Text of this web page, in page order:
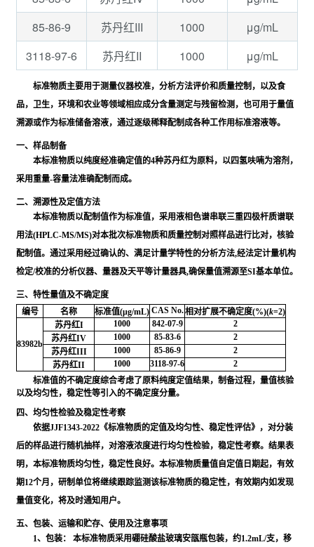
85-86-9
苏丹红III 1000
μg/mL
3118-97-6
苏丹红II 1000 μg/mL
标准物质主要用于测量仪器校准，分析方法评价和质量控制，以及食
品，卫生，环境和农业等领域相应成分含量测定与残留检测，也可用于量值
溯源或作为标准储备溶液，通过逐级稀释配制成各种工作用标准溶液等。
一、样品制备
本标准物质以纯度经准确定值的4种苏丹红为原料，以四氢呋喃为溶剂，
采用重量-容量法准确配制而成。
二、溯源性及定值方法
本标准物质以配制值作为标准值，采用液相色谱串联三重四极杆质谱联
用法(HPLC-MS/MS)对本批次标准物质和质量控制对照样品进行比对，核验
配制值。通过采用经过确认的、满足计量学特性的分析方法,经法定计量机构
检定/校准的分析仪器、量器及天平等计量器具,确保量值溯源至SI基本单位。
三、特性量值及不确定度
编号
名称 标准值(μg/mL) CAS No.相对扩展不确定度(%)(k=2)
83982b
苏丹红I 1000 842-07-9
2
苏丹红IV
1000 85-83-6
2
苏丹红III
1000 85-86-9
2
苏丹红II
1000 3118-97-6
2
标准值的不确定度综合考虑了原料纯度定值结果，制备过程，量值核验
以及均匀性，稳定性等引入的不确定度分量。
四、均匀性检验及稳定性考察
依据JJF1343-2022《标准物质的定值及均匀性、稳定性评估》，对分装
后的样品进行随机抽样，对溶液浓度进行均匀性检验，稳定性考察。结果表
明，本标准物质均匀性，稳定性良好。本标准物质量值自定值日期起，有效
期12个月，研制单位将继续跟踪监测该标准物质的稳定性，有效期内如发现
量值变化，将及时通知用户。
五、包装、运输和贮存、使用及注意事项
1、包装： 本标准物质采用硼硅酸盐玻璃安瓿瓶包装，约1.2mL/支，移